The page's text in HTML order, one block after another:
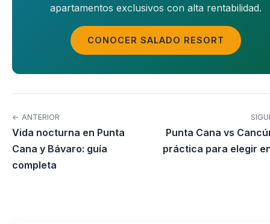
apartamentos exclusivos con alta rentabilidad.
CONOCER SALADO RESORT
← ANTERIOR
Vida nocturna en Punta
Cana y Bávaro: guía
completa
Punta Cana vs
práctica para elegir